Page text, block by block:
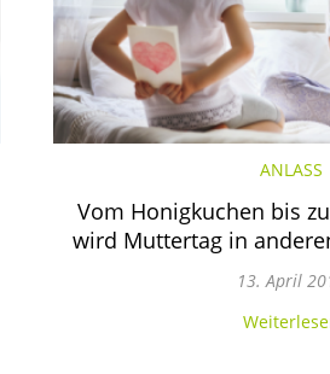
ANLASS
Vom Honigkuchen bis
wird Muttertag in
13. April